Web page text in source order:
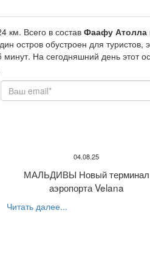
км. Всего в составФаафу Атолла
остров обустроен для
На сегодняшний день этот
04.08.25
МАЛЬДИВЫ Новый терминал
аэропорта Velana
Читать далее...